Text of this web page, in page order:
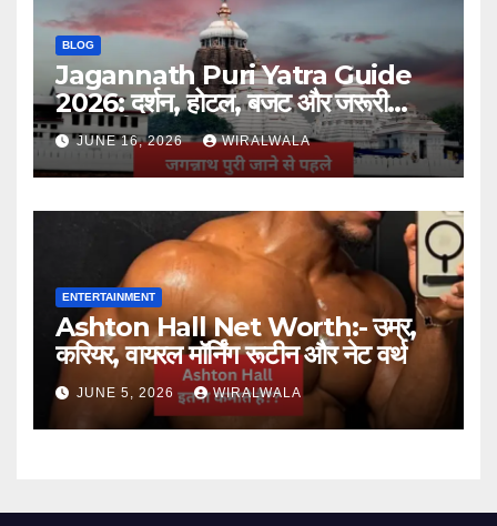
BLOG
Jagannath Puri Yatra Guide
2026: दर्शन, होटल, बजट और जरूरी
जानकारी
JUNE 16, 2026 WIRALWALA
ENTERTAINMENT
Ashton Hall Net Worth:- उम्र,
करियर, वायरल मॉर्निंग रूटीन और नेट वर्थ
JUNE 5, 2026 WIRALWALA